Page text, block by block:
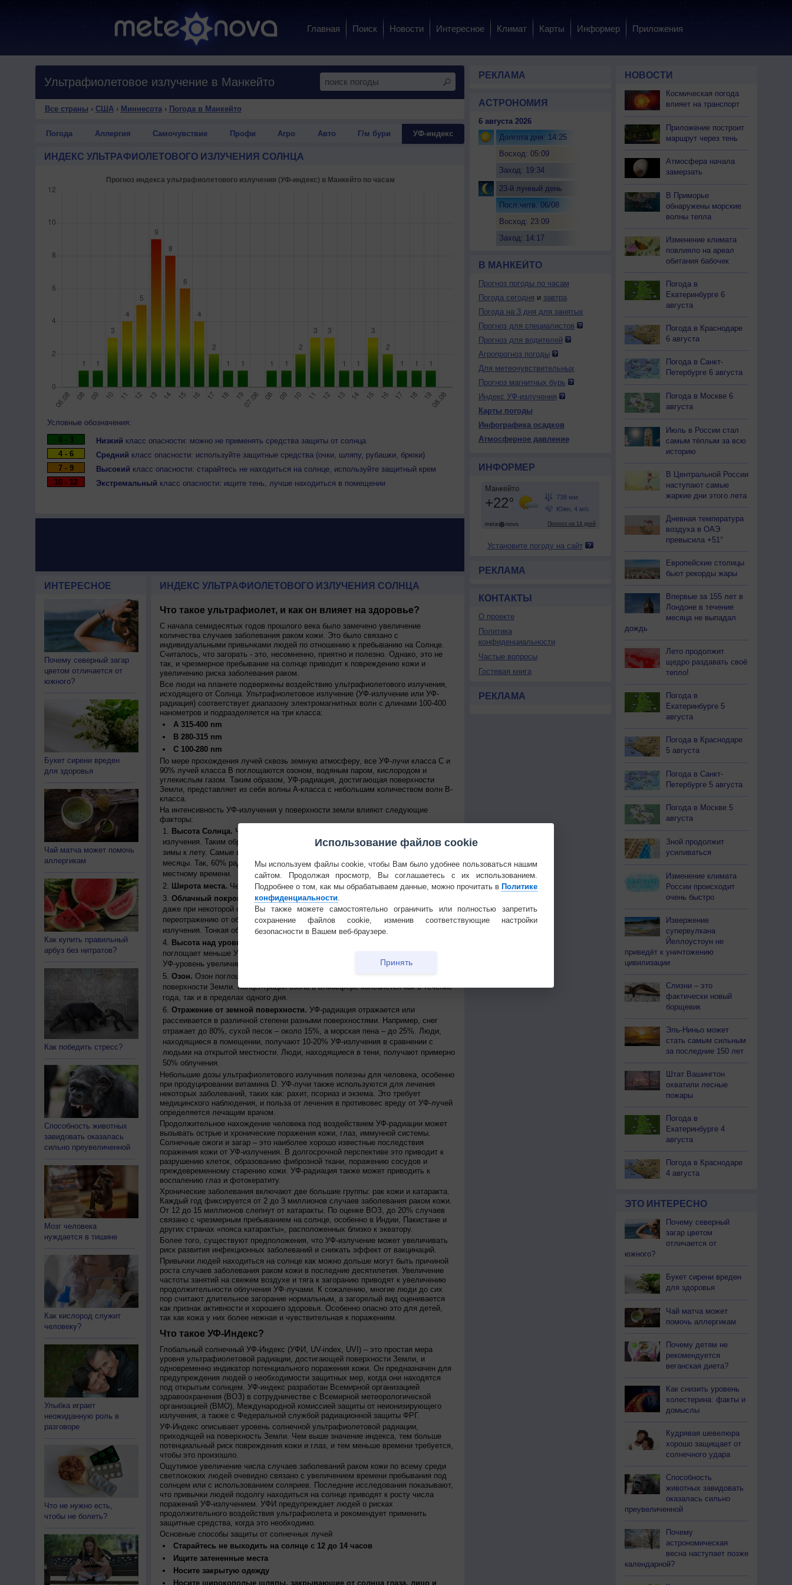
Главная Поиск Новости Интересное Климат Карты Информер Приложения
Ультрафиолетовое излучение в Манкейто
Все страны › США› Миннесота› Погода в Манкейто
Погода Аллергия Самочувствие Профи Агро Авто Г/м бури УФ-индекс
ИНДЕКС УЛЬТРАФИОЛЕТОВОГО ИЗЛУЧЕНИЯ СОЛНЦА
Условные обозначения:
0 - 3
Низкий класс опасности: можно не применять средства защиты от солнца
4 - 6
Средний класс опасности: используйте защитные средства (очки, шляпу, рубашки, брюки)
7 - 9
Высокий класс опасности: старайтесь не находиться на солнце, используйте защитный крем
10 - 12
Экстремальный класс опасности: ищите тень, лучше находиться в помещении
ИНТЕРЕСНОЕ
Почему северный загар
цветом отличается от
южного?
Букет сирени вреден
для здоровья
Чай матча может помочь
аллергикам
Как купить правильный
арбуз без нитратов?
Как победить стресс?
Способность животных
завидовать оказалась
сильно преувеличенной
Мозг человека
нуждается в тишине
Как кислород служит
человеку?
Улыбка играет
неожиданную роль в
разговоре
Что не нужно есть,
чтобы не болеть?
ИНДЕКС УЛЬТРАФИОЛЕТОВОГО ИЗЛУЧЕНИЯ СОЛНЦА
Что такое ультрафиолет, и как он влияет на здоровье?
С начала семидесятых годов прошлого века было замечено увеличение
количества случаев заболевания раком кожи. Это было связано с
индивидуальными привычками людей по отношению к пребыванию на Солнце.
Считалось, что загорать - это, несомненно, приятно и полезно. Однако, это не
так, и чрезмерное пребывание на солнце приводит к повреждению кожи и
увеличению риска заболевания раком.
Все люди на планете подвержены воздействию ультрафиолетового излучения,
исходящего от Солнца. Ультрафиолетовое излучение (УФ-излучение или УФ-
радиация) соответствует диапазону электромагнитных волн с длинами 100-400
нанометров и подразделяется на три класса:
A 315-400 nm
B 280-315 nm
C 100-280 nm
По мере прохождения лучей сквозь земную атмосферу, все УФ-лучи класса C и
90% лучей класса B поглощаются озоном, водяным паром, кислородом и
углекислым газом. Таким образом, УФ-радиация, достигающая поверхности
Земли, представляет из себя волны А-класса с небольшим количеством волн В-
класса.
На интенсивность УФ-излучения у поверхности земли влияют следующие
факторы:
Высота Солнца. Чем выше Солнце над горизонтом, тем сильнее уровень УФ-
излучения. Таким образом, уровень излучения колеблется от дня к ночи и от
зимы к лету. Самые высокие уровни достигаются около полудня в летние
месяцы. Так, 60% радиации приходит примерно между 11 и 15 часами дня по
местному времени.
Широта места. Чем ближе к экватору, тем выше уровень УФ-радиации
Облачный покров.
Уровень УФ-радиации выше при безоблачном небе, но
даже при некоторой облачности, излучение может быть сильным, благодаря
переотражению от облаков, создавая, таким образом, рассеянные источники
излучения. Тонкая облачность может пропускать до 90% УФ-лучей.
Высота над уровнем моря.
поглощает меньше УФ-радиации, поступающей от Солнца. Каждые 1000 метров
УФ-уровень увеличивается примерно на 10%.
Озон. Озон поглощает часть УФ-радиации, которая иначе могла бы достичь
поверхности Земли. Концентрация озона в атмосфере колеблется как в течение
года, так и в пределах одного дня.
Отражение от земной поверхности. УФ-радиация отражается или
рассеивается в различной степени разными поверхностями. Например, снег
отражает до 80%, сухой песок – около 15%, а морская пена – до 25%. Люди,
находящиеся в помещении, получают 10-20% УФ-излучения в сравнении с
людьми на открытой местности. Люди, находящиеся в тени, получают примерно
50% облучения.
Небольшие дозы ультрафиолетового излучения полезны для человека, особенно
при продуцировании витамина D. УФ-лучи также используются для лечения
некоторых заболеваний, таких как: рахит, псориаз и экзема. Это требует
медицинского наблюдения, и польза от лечения в противовес вреду от УФ-лучей
определяется лечащим врачом.
Продолжительное нахождение человека под воздействием УФ-радиации может
вызывать острые и хронические поражения кожи, глаз, иммунной системы.
Солнечные ожоги и загар – это наиболее хорошо известные последствия
поражения кожи от УФ-излучения. В долгосрочной перспективе это приводит к
разрушению клеток, образованию фиброзной ткани, поражению сосудов и
преждевременному старению кожи. УФ-радиация также может приводить к
воспалению глаз и фотокератиту.
Хронические заболевания включают две большие группы: рак кожи и катаракта.
Каждый год фиксируется от 2 до 3 миллионов случаев заболевания раком кожи.
От 12 до 15 миллионов слепнут от катаракты. По оценке ВОЗ, до 20% случаев
связано с чрезмерным пребыванием на солнце, особенно в Индии, Пакистане и
других странах «пояса катаракты», расположенных близко к экватору.
Более того, существуют предположения, что УФ-излучение может увеличивать
риск развития инфекционных заболеваний и снижать эффект от вакцинаций.
Привычки людей находиться на солнце как можно дольше могут быть причиной
роста случаев заболевания раком кожи в последние десятилетия. Увеличение
частоты занятий на свежем воздухе и тяга к загоранию приводят к увеличению
продолжительности облучения УФ-лучами. К сожалению, многие люди до сих
пор считают длительное загорание нормальным, а загорелый вид оценивается
как признак активности и хорошего здоровья. Особенно опасно это для детей,
так как кожа у них более нежная и чувствительная к поражениям.
Что такое УФ-Индекс?
Глобальный солнечный УФ-Индекс (УФИ, UV-index, UVI) – это простая мера
уровня ультрафиолетовой радиации, достигающей поверхности Земли, и
одновременно индикатор потенциального поражения кожи. Он предназначен для
предупреждения людей о необходимости защитных мер, когда они находятся
под открытым солнцем. УФ-индекс разработан Всемирной организацией
здравоохранения (ВОЗ) в сотрудничестве с Всемирной метеорологической
организацией (ВМО), Международной комиссией защиты от неионизирующего
излучения, а также с Федеральной службой радиационной защиты ФРГ.
УФ-Индекс описывает уровень солнечной ультрафиолетовой радиации,
приходящей на поверхность Земли. Чем выше значение индекса, тем больше
потенциальный риск повреждения кожи и глаз, и тем меньше времени требуется,
чтобы это произошло.
Ощутимое увеличение числа случаев заболеваний раком кожи по всему среди
светлокожих людей очевидно связано с увеличением времени пребывания под
солнцем или с использованием соляриев. Последние исследования показывают,
что привычки людей подолгу находиться на солнце приводят к росту числа
поражений УФ-излучением. УФИ предупреждает людей о рисках
продолжительного воздействия ультрафиолета и рекомендует применить
защитные средства, когда это необходимо.
Основные способы защиты от солнечных лучей
Старайтесь не выходить на солнце с 12 до 14 часов
Ищите затененные места
Носите закрытую одежду
Носите широкополые шляпы, закрывающие от солнца глаза, лицо и
РЕКЛАМА
АСТРОНОМИЯ
6 августа 2026
Долгота дня: 14:25
Восход: 05:09
Заход: 19:34
23-й лунный день
Посл.четв. 06/08
Восход: 23:09
Заход: 14:17
В МАНКЕЙТО
Прогноз погоды по часам
Погода сегодня и завтра
Погода на 3 дня для занятых
Прогноз для специалистов
Прогноз для водителей
Агропрогноз погоды
Для метеочувствительных
Прогноз магнитных бурь
Индекс УФ-излучения
Карты погоды
Инфографика осадков
Атмосферное давление
ИНФОРМЕР
Установите погоду на сайт
РЕКЛАМА
КОНТАКТЫ
О проекте
Политика
конфиденциальности
Частые вопросы
Гостевая книга
РЕКЛАМА
НОВОСТИ
Космическая погода
влияет на транспорт
Приложение построит
маршрут через тень
Атмосфера начала
замерзать
В Приморье
обнаружены морские
волны тепла
Изменение климата
повлияло на ареал
обитания бабочек
Погода в
Екатеринбурге 6
августа
Погода в Краснодаре
6 августа
Погода в Санкт-
Петербурге 6 августа
Погода в Москве 6
августа
Июль в России стал
самым тёплым за всю
историю
В Центральной России
наступают самые
жаркие дни этого лета
Дневная температура
воздуха в ОАЭ
превысила +51°
Европейские столицы
бьют рекорды жары
Впервые за 155 лет в
Лондоне в течение
месяца не выпадал
дождь
Лето продолжит
щедро раздавать своё
тепло!
Погода в
Екатеринбурге 5
августа
Погода в Краснодаре
5 августа
Погода в Санкт-
Петербурге 5 августа
Погода в Москве 5
августа
Зной продолжит
усиливаться
Изменение климата
России происходит
очень быстро
Извержение
супервулкана
Йеллоустоун не
приведёт к уничтожению
цивилизации
Слизни – это
фактически новый
борщевик
Эль-Ниньо может
стать самым сильным
за последние 150 лет
Штат Вашингтон
охватили лесные
пожары
Погода в
Екатеринбурге 4
августа
Погода в Краснодаре
4 августа
ЭТО ИНТЕРЕСНО
Почему северный
загар цветом
отличается от
южного?
Букет сирени вреден
для здоровья
Чай матча может
помочь аллергикам
Почему детям не
рекомендуется
веганская диета?
Как снизить уровень
холестерина: факты и
домыслы
Кудрявая шевелюра
хорошо защищает от
солнечного удара
Способность
животных завидовать
оказалась сильно
преувеличенной
Почему
астрономическая
весна наступает позже
календарной?
Использование файлов cookie
Мы используем файлы cookie, чтобы Вам было удобнее пользоваться нашим
сайтом. Продолжая просмотр, Вы соглашаетесь с их использованием.
Подробнее о том, как мы обрабатываем данные, можно прочитать в Политике
конфиденциальности.
Вы также можете самостоятельно ограничить или полностью запретить
сохранение файлов cookie, изменив соответствующие настройки
безопасности в Вашем веб-браузере.
Принять